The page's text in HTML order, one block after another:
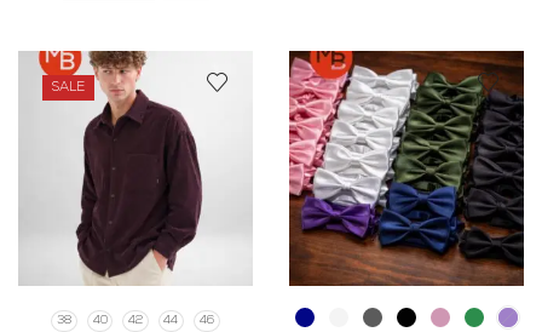
SALE
38 40 42 44 46